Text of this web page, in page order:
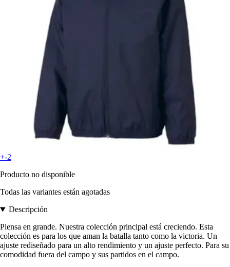
+-2
Producto no disponible
Todas las variantes están agotadas
Descripción
Piensa en grande. Nuestra colección principal está creciendo. Esta
colección es para los que aman la batalla tanto como la victoria. Un
ajuste rediseñado para un alto rendimiento y un ajuste perfecto. Para su
comodidad fuera del campo y sus partidos en el campo.